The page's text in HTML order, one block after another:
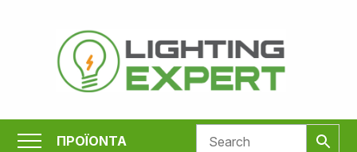
περιεχόμενο
ΠΡΟΪΟΝΤΑ